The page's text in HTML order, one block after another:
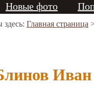
Новые фото
здесь: Главная страница
Иван